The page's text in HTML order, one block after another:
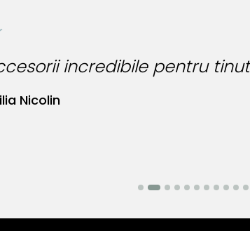
Bianca Manea-Mocan
Bijuteria perfecta pentru